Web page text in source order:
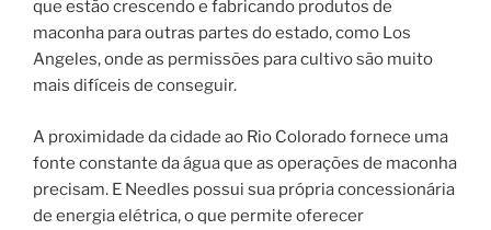
que estão crescendo e fabricando produtos de
maconha para outras partes do estado, como Los
Angeles, onde as permissões para cultivo são muito
mais difíceis de conseguir.
A proximidade da cidade ao Rio Colorado fornece uma
fonte constante da água que as operações de maconha
precisam. E Needles possui sua própria concessionária
de energia elétrica, o que permite oferecer